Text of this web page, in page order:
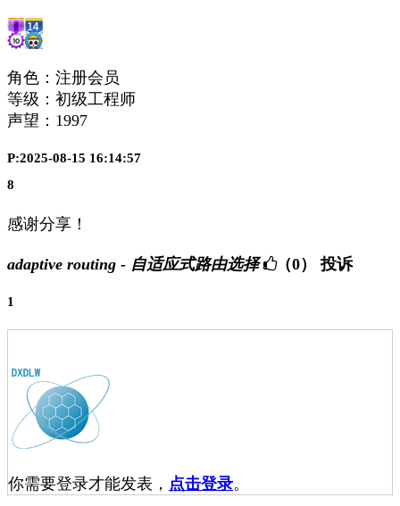
角色：注册会员
等级：初级工程师
声望： 1997
P:2025-08-15 16:14:57
8
感谢分享！
adaptive routing - 自适应式路由选择 （0） 投诉
1
你需要登录才能发表， 点击登录。